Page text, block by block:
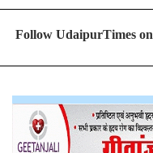
Follow UdaipurTimes on